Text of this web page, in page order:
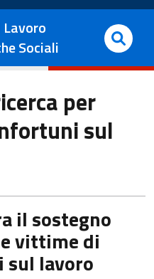
Sociali
per
sul
il sostegno
vittime di
lavoro